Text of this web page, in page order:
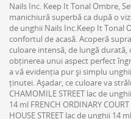
Nails Inc. Keep It Tonal Ombre,
manichiură superbă ca după o
de unghii Nails Inc.Keep It Tonal
confortul de acasă. Acoperă
culoare intensă, de lungă
obținerea unui aspect perfect
a vă evidenția pur și simplu
ținutei. Așadar, ce culoare va
CHAMOMILE STREET lac de
14 ml FRENCH ORDINARY
HOUSE STREET lac de unghii